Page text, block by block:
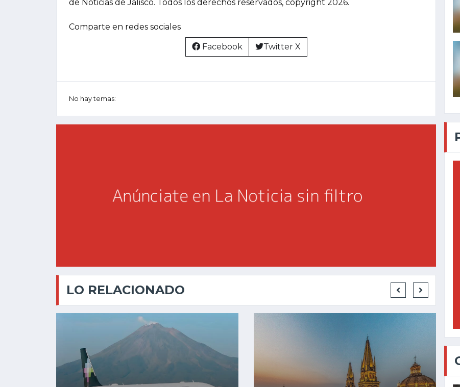
de Noticias de Jalisco. Todos los derechos reservados, copyright 2026.
Comparte en redes sociales
Facebook Twitter X
No hay temas:
LO RELACIONADO